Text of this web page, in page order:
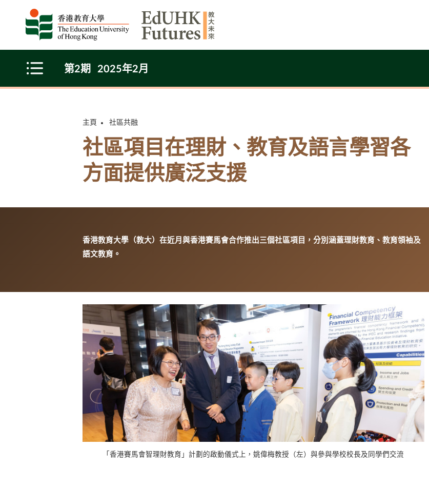
Open Menu
第2期 2025年2月
主頁 社區共融
社區項目在理財、教育及語言學習各
方面提供廣泛支援
香港教育大學（教大）在近月與香港賽馬會合作推出三個社區項目，分別涵蓋理財教育、教育領袖及
語文教育。
「香港賽馬會智理財教育」計劃的啟動儀式上，姚偉梅教授（左）與參與學校校長及同學們交流